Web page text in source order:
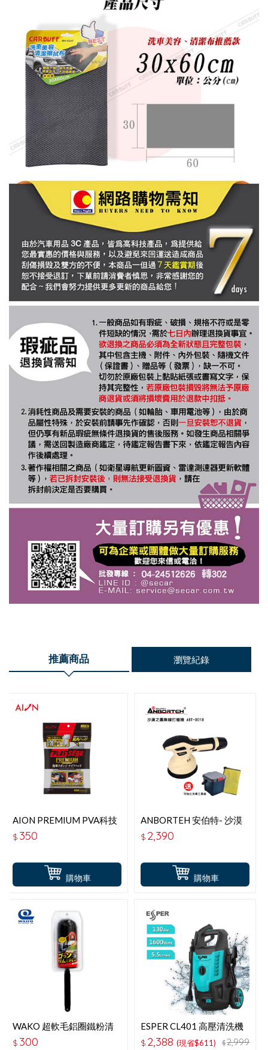
推薦商品 瀏覽紀錄
購物車
AION PREMIUM PVA科技
造型洗車綿 714-GY
$ 350
購物車
ANBORTEH 安伯特- 沙漠
之鷹無線打蠟機 (ABT-
D018)-送可站立洗車工具
$ 2,390
WAKO 超軟毛鋁圈鐵粉清
潔刷 CS-96
$ 300
ESPER CL401 高壓清洗機
$ 2,388 (現省$611) $2,999